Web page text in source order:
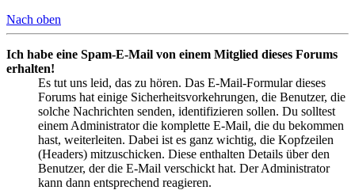
Nach oben
Ich habe eine Spam-E-Mail von einem Mitglied dieses Forums
erhalten!
Es tut uns leid, das zu hören. Das E-Mail-Formular dieses
Forums hat einige Sicherheitsvorkehrungen, die Benutzer, die
solche Nachrichten senden, identifizieren sollen. Du solltest
einem Administrator die komplette E-Mail, die du bekommen
hast, weiterleiten. Dabei ist es ganz wichtig, die Kopfzeilen
(Headers) mitzuschicken. Diese enthalten Details über den
Benutzer, der die E-Mail verschickt hat. Der Administrator
kann dann entsprechend reagieren.